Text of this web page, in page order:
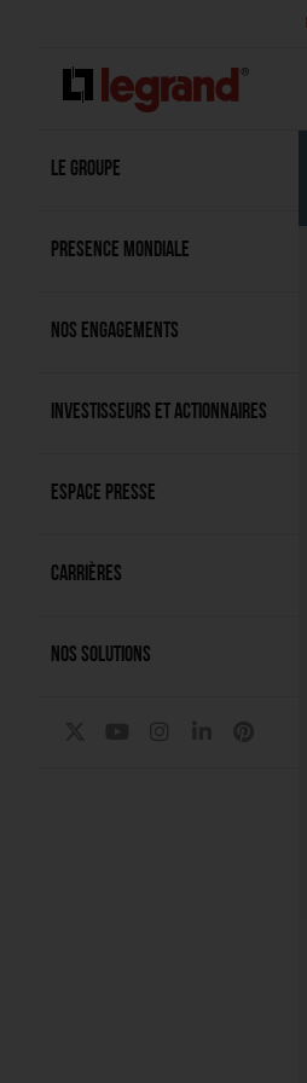
LE GROUPE
PRESENCE MONDIALE
NOS ENGAGEMENTS
INVESTISSEURS ET ACTIONNAIRES
ESPACE PRESSE
CARRIÈRES
NOS SOLUTIONS